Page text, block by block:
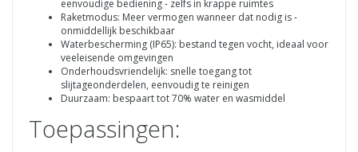
eenvoudige bediening - zelfs in krappe ruimtes
Raketmodus: Meer vermogen wanneer dat nodig is -
onmiddellijk beschikbaar
Waterbescherming (IP65): bestand tegen vocht, ideaal voor
veeleisende omgevingen
Onderhoudsvriendelijk: snelle toegang tot
slijtageonderdelen, eenvoudig te reinigen
Duurzaam: bespaart tot 70% water en wasmiddel
Toepassingen: